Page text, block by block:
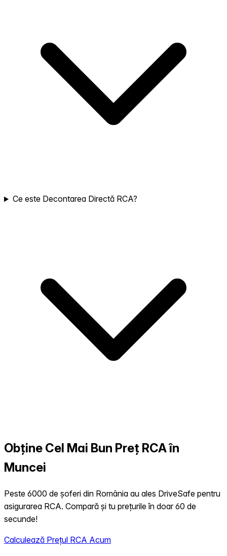
Ce este Decontarea Directă RCA?
Obține Cel Mai Bun Preț RCA în
Muncei
Peste 6000 de șoferi din România au ales DriveSafe pentru
asigurarea RCA. Compară și tu prețurile în doar 60 de
secunde!
Calculează Prețul RCA Acum